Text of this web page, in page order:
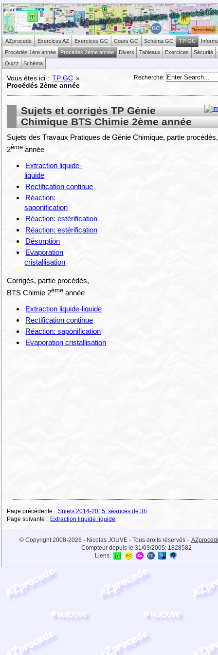
AZprocede Exercices AZ Exercices GC Cours GC Schéma GC TP GC
Procédés 1ère année
Procédés 2ème année Divers Tableaux Exercices Sécurité
Quizz
Schéma
Recherche:
Vous êtes ici : TP GC »
Procédés 2ème année
Sujets et corrigés TP Génie
Chimique BTS Chimie 2ème année
Sujets des Travaux Pratiques de Génie Chimique, partie
2ème année
Extraction liquide-
liquide
Rectification continue
Réaction:
saponification
Réaction: estérification
Réaction: estérification
Désorption
Evaporation
cristallisation
Corrigés, partie procédés,
BTS Chimie 2ème année
Extraction liquide-liquide
Rectification continue
Réaction: saponification
Evaporation cristallisation
Page précédente : Sujets 2014-2015, séances de 3h
Page suivante : Extraction liquide liquide
© Copyright 2008-2026 - Nicolas JOUVE - Tous droits réservés -
Compteur depuis le 31/03/2005: 1828582
Liens: